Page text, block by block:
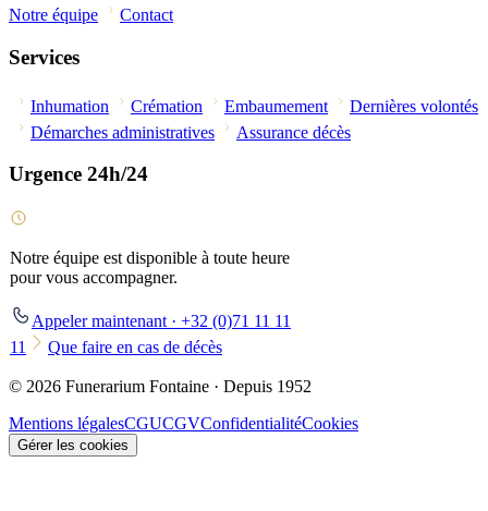
Notre équipe
Contact
Services
Inhumation Crémation Embaumement
Dernières volontés
Démarches administratives
Assurance décès
Urgence 24h/24
Notre équipe est disponible à toute heure
pour vous accompagner.
Appeler maintenant · +32 (0)71 11 11
11
Que faire en cas de décès
© 2026 Funerarium Fontaine · Depuis 1952
Mentions légalesCGUCGVConfidentialitéCookies
Gérer les cookies